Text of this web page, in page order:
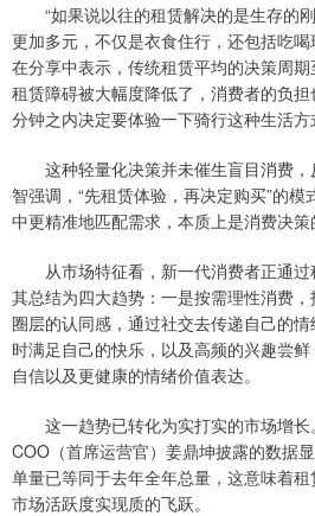
“如果说以往的租赁解决的是生存的
更加多元，不仅是衣食住行，还包括吃
在分享中表示，传统租赁平均的决策周
租赁障碍被大幅度降低了，消费者的负
分钟之内决定要体验一下骑行这种生活方
这种轻量化决策并未催生盲目消费，
智强调，“先租赁体验，再决定购买”的
中更精准地匹配需求，本质上是消费决策
从市场特征看，新一代消费者正通过
其总结为四大趋势：一是按需理性消费
圈层的认同感，通过社交去传递自己的
时满足自己的快乐，以及高频的兴趣尝
自信以及更健康的情绪价值表达。
这一趋势已转化为实打实的市场增长
COO（首席运营官）姜鼎坤披露的数据
单量已等同于去年全年总量，这意味着租
市场活跃度实现质的飞跃。